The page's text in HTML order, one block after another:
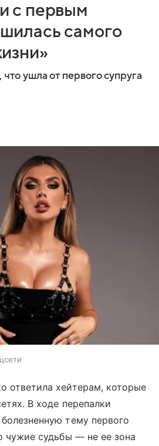
с первым
самого
ушла от первого супруга
ответила хейтерам, которые
В ходе перепалки
тему первого
чужие судьбы — не ее зона